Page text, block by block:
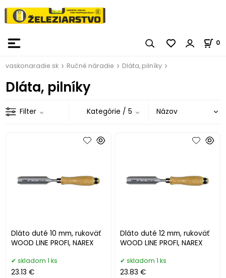
0
vaskonaradie.sk Ručné náradie Dláta, pilníky
Dláta, pilníky
Filter Kategórie / 5
Dláto duté 10 mm, rukoväť
WOOD LINE PROFI, NAREX
skladom 1 ks
23.13 €
Dláto duté 12 mm, rukoväť
WOOD LINE PROFI, NAREX
skladom 1 ks
23.83 €